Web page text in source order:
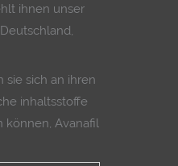
ihnen unser
sich an ihren
inhaltsstoffe
Avanafil